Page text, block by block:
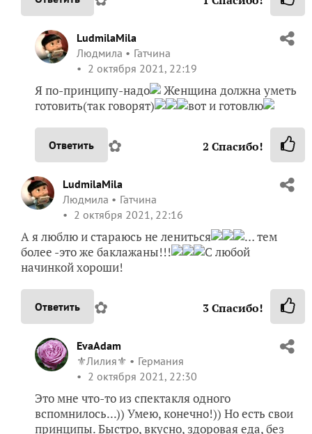
LudmilaMila
Людмила
Гатчина
2 октября 2021, 22:19
Я по-принципу-надо
Женщина должна уметь
готовить(так говорят)
вот и готовлю
Ответить ✿ 2 Спасибо!
LudmilaMila
Людмила
Гатчина
2 октября 2021, 22:16
А я люблю и стараюсь не лениться
… тем
более -это же баклажаны!!!
С любой
начинкой хороши!
Ответить ✿ 3Спасибо!
EvaAdam
⚜️Лилия⚜️
Германия
2 октября 2021, 22:30
Это мне что-то из спектакля одного
вспомнилось...)) Умею, конечно!)) Но есть свои
принципы. Быстро, вкусно, здоровая еда, без